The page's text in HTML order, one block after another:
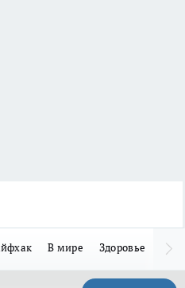
В мире Здоровье